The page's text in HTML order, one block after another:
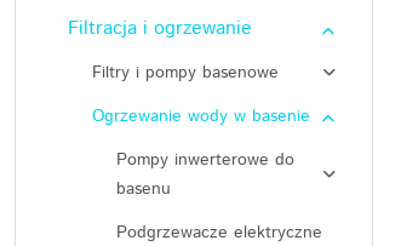
Filtracja i ogrzewanie
Filtry i pompy basenowe
Ogrzewanie wody w basenie
Pompy inwerterowe do
basenu
Podgrzewacze elektryczne